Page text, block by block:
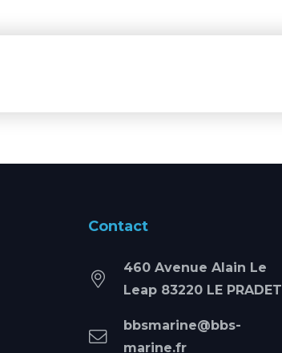
Contact
460 Avenue Alain Le
Leap 83220 LE PRADET
bbsmarine@bbs-
marine.fr